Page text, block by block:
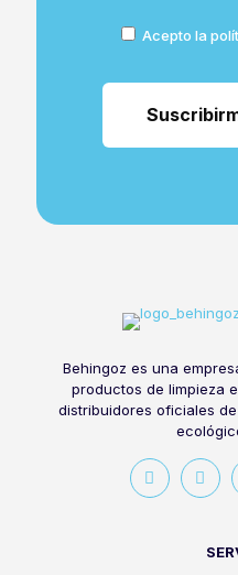
Acepto la
Behingoz es una
productos de limpieza
distribuidores oficiales